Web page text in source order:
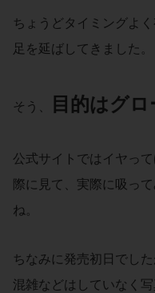
ちょうどタイミングよ
足を延ばしてきました。
そう、 目的はグロ
公式サイトではイヤっ
際に見て、実際に吸っ
ね。
ちなみに発売初日でし
混雑などはしていなく